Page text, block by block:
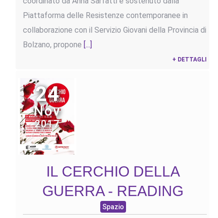
Piattaforma delle Resistenze contemporanee in
collaborazione con il Servizio Giovani della Provincia di
Bolzano, propone [...]
+ DETTAGLI
24
Nov
2017
IL CERCHIO DELLA
GUERRA - READING
Spazio